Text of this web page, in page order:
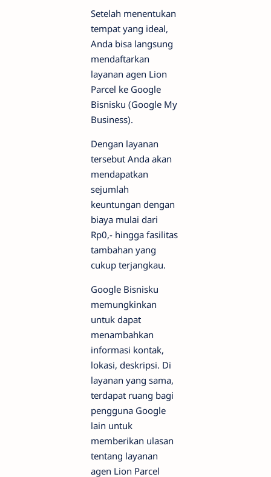
Setelah menentukan
tempat yang ideal,
Anda bisa langsung
mendaftarkan
layanan agen Lion
Parcel ke Google
Bisnisku (Google My
Business).
Dengan layanan
tersebut Anda akan
mendapatkan
sejumlah
keuntungan dengan
biaya mulai dari
Rp0,- hingga fasilitas
tambahan yang
cukup terjangkau.
Google Bisnisku
memungkinkan
untuk dapat
menambahkan
informasi kontak,
lokasi, deskripsi. Di
layanan yang sama,
terdapat ruang bagi
pengguna Google
lain untuk
memberikan ulasan
tentang layanan
agen Lion Parcel